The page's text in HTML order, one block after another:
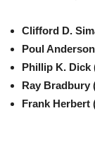
Clifford D.
Poul Anderson
Phillip K. Dick
Ray Bradbury
Frank Herbert